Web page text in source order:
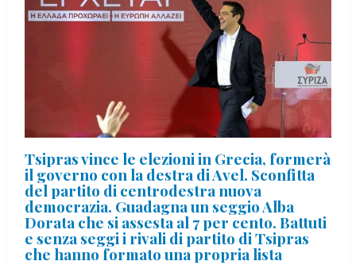
Tsipras vince le elezioni in Grecia, formerà
il governo con la destra di Avel. Sconfitta
del partito di centrodestra nuova
democrazia. Guadagna un seggio Alba
Dorata che si assesta al 7 per cento. Battuti
e senza seggi i rivali di partito di Tsipras
che hanno formato una propria lista